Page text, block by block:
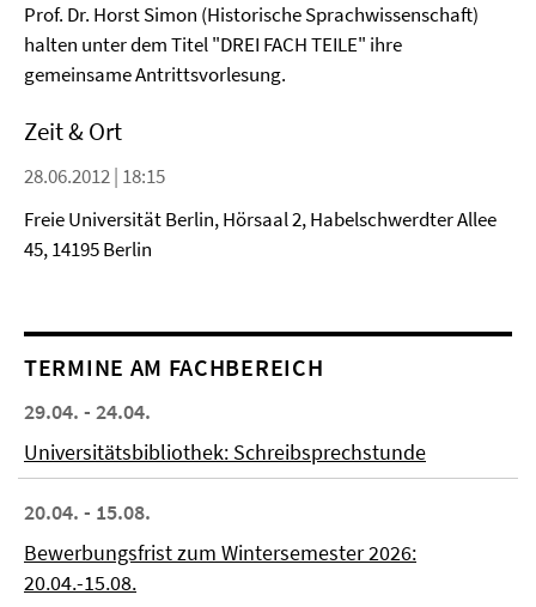
Prof. Dr. Horst Simon (Historische Sprachwissenschaft)
halten unter dem Titel "DREI FACH TEILE" ihre
gemeinsame Antrittsvorlesung.
Zeit & Ort
28.06.2012 | 18:15
Freie Universität Berlin, Hörsaal 2, Habelschwerdter Allee
45, 14195 Berlin
TERMINE AM FACHBEREICH
29.04. - 24.04.
Universitätsbibliothek: Schreibsprechstunde
20.04. - 15.08.
Bewerbungsfrist zum Wintersemester 2026:
20.04.-15.08.